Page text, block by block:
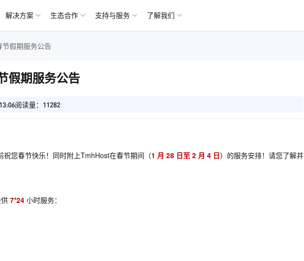
解决方案 生态合作 支持与服务
了解我们
假期服务公告
假期服务公告
阅读量：11282
您春节快乐！同时附上TmhHost在春节期间（1 月 28 日至 2 月 4 日）的服务安排！请您了解并
7*24 小时服务：